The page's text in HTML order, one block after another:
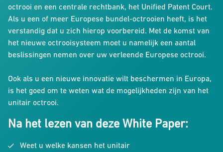
octrooi en een centrale rechtbank, het Unified Patent Court.
Als u een of meer Europese bundel-octrooien heeft, is het
verstandig dat u zich hierop voorbereid. Met de komst van
het nieuwe octrooisysteem moet u namelijk een aantal
beslissingen nemen over uw verleende Europese octrooi.
Ook als u een nieuwe innovatie wilt beschermen in Europa,
is het goed om te weten wat de mogelijkheden zijn van het
unitair octrooi.
Na het lezen van deze White Paper:
Weet u welke kansen het unitair